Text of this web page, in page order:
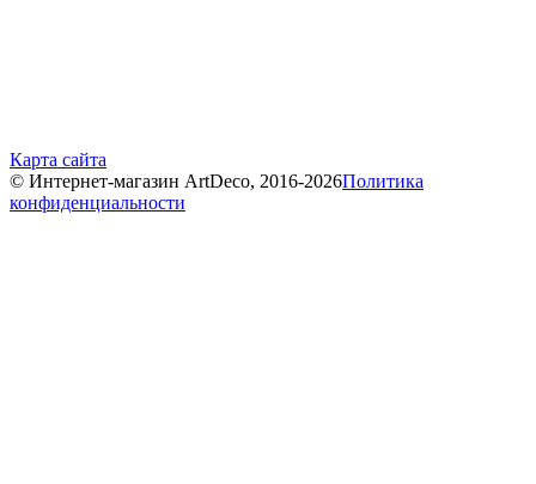
Карта сайта
© Интернет-магазин ArtDeco, 2016-2026Политика
конфиденциальности